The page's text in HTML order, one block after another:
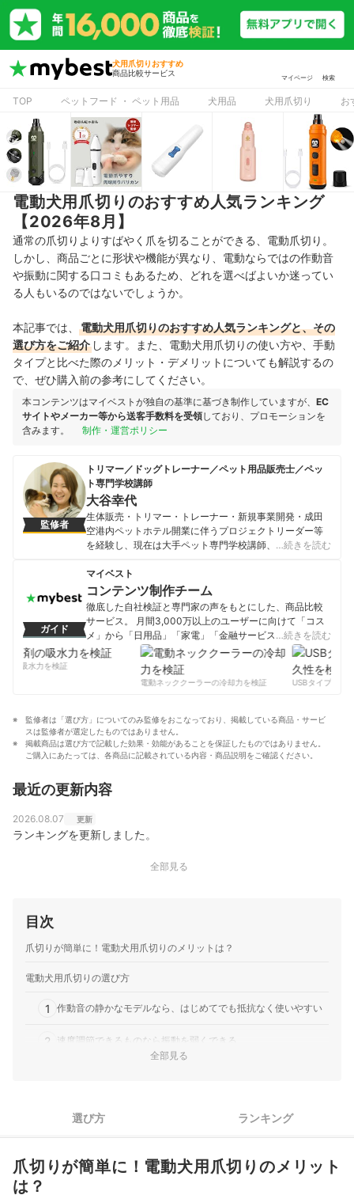
犬用爪切りおすすめ
商品比較サービス
マイページ 検索
TOP ペットフード ・ ペット用品 犬用品 犬用爪切り お
電動犬用爪切りのおすすめ人気ランキング
【2026年8月】
通常の爪切りよりすばやく爪を切ることができる、電動爪切り。
しかし、商品ごとに形状や機能が異なり、電動ならではの作動音
や振動に関する口コミもあるため、どれを選べばよいか迷ってい
る人もいるのではないでしょうか。
本記事では、 電動犬用爪切りのおすすめ人気ランキングと、その
選び方をご紹介 します。また、電動犬用爪切りの使い方や、手動
タイプと比べた際のメリット・デメリットについても解説するの
で、ぜひ購入前の参考にしてください。
本コンテンツはマイベストが独自の基準に基づき制作していますが、 EC
サイトやメーカー等から送客手数料を受領しており、プロモーションを
含みます。
制作・運営ポリシー
監修者
トリマー／ドッグトレーナー／ペット用品販売士／ペッ
ト専門学校講師
大谷幸代
生体販売・トリマー・トレーナー・新規事業開発・成田
空港内ペットホテル開業に伴うプロジェクトリーダー等
を経験し、現在は大手ペット専門学校講師、海外製ペッ
も従事。トリマー兼トレーナーとして動物保護活動にも
取り組む。
大谷幸代のプロフィール
…続きを読む
ガイド
マイベスト
コンテンツ制作チーム
徹底した自社検証と専門家の声をもとにした、商品比較
サービス。 月間3,000万以上のユーザーに向けて「コス
メ」から「日用品」「家電」「金融サービス」まで、ベ
ストな商品を選んでもらうために、毎日コンテンツを制
コンテンツ制作チームのプロフィール
…続きを読む
の吸水力を検証
電動ネッククーラーの冷却力を検証
USBタイプCケー
監修者は「選び方」についてのみ監修をおこなっており、掲載している商品・サービ
スは監修者が選定したものではありません。
掲載商品は選び方で記載した効果・効能があることを保証したものではありません。
ご購入にあたっては、各商品に記載されている内容・商品説明をご確認ください。
最近の更新内容
2026.08.07 更新
ランキングを更新しました。
全部見る
目次
爪切りが簡単に！電動犬用爪切りのメリットは？
電動犬用爪切りの選び方
1 作動音の静かなモデルなら、はじめてでも抵抗なく使いやすい
2 速度調節できるものなら振動を弱くできる
クを抑えられる
電動犬用爪切り全30商品おすすめ人気ランキング
全部見る
選び方 ランキング
爪切りが簡単に！電動犬用爪切りのメリット
は？